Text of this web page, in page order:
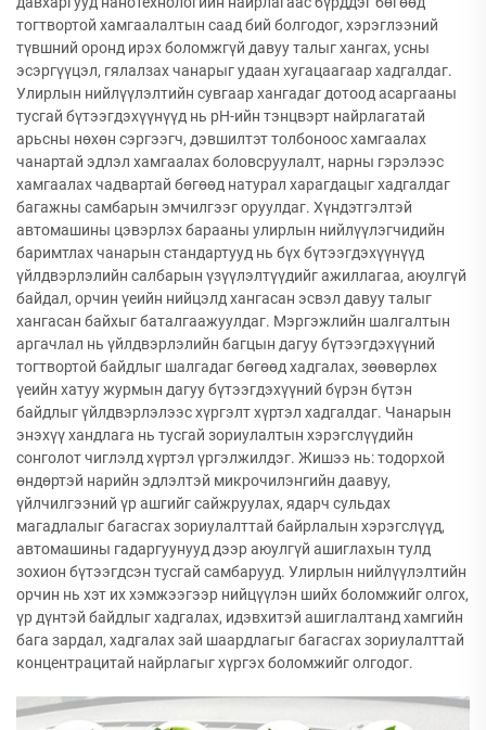
тогтвортой хамгаалалтын саад бий болгодог, хэрэглээний
түвшний оронд ирэх боломжгүй давуу талыг хангах, усны
эсэргүүцэл, гялалзах чанарыг удаан хугацаагаар хадгалдаг.
Улирлын нийлүүлэлтийн сувгаар хангадаг дотоод асаргааны
тусгай бүтээгдэхүүнүүд нь рН-ийн тэнцвэрт найрлагатай
арьсны нөхөн сэргээгч, дэвшилтэт толбоноос хамгаалах
чанартай эдлэл хамгаалах боловсруулалт, нарны гэрэлээс
хамгаалах чадвартай бөгөөд натурал харагдацыг хадгалдаг
багажны самбарын эмчилгээг оруулдаг. Хүндэтгэлтэй
автомашины цэвэрлэх барааны улирлын нийлүүлэгчидийн
баримтлах чанарын стандартууд нь бүх бүтээгдэхүүнүүд
үйлдвэрлэлийн салбарын үзүүлэлтүүдийг ажиллагаа, аюулгүй
байдал, орчин үеийн нийцэлд хангасан эсвэл давуу талыг
хангасан байхыг баталгаажуулдаг. Мэргэжлийн шалгалтын
аргачлал нь үйлдвэрлэлийн багцын дагуу бүтээгдэхүүний
тогтвортой байдлыг шалгадаг бөгөөд хадгалах, зөөвөрлөх
үеийн хатуу журмын дагуу бүтээгдэхүүний бүрэн бүтэн
байдлыг үйлдвэрлэлээс хүргэлт хүртэл хадгалдаг. Чанарын
энэхүү хандлага нь тусгай зориулалтын хэрэгслүүдийн
сонголот чиглэлд хүртэл үргэлжилдэг. Жишээ нь: тодорхой
өндөртэй нарийн эдлэлтэй микрочилэнгийн даавуу,
үйлчилгээний үр ашгийг сайжруулах, ядарч сульдах
магадлалыг багасгах зориулалттай байрлалын хэрэгслүүд,
автомашины гадаргуунууд дээр аюулгүй ашиглахын тулд
зохион бүтээгдсэн тусгай самбарууд. Улирлын нийлүүлэлтийн
орчин нь хэт их хэмжээгээр нийцүүлэн шийх боломжийг олгох,
үр дүнтэй байдлыг хадгалах, идэвхитэй ашиглалтанд хамгийн
бага зардал, хадгалах зай шаардлагыг багасгах зориулалттай
концентрацитай найрлагыг хүргэх боломжийг олгодог.